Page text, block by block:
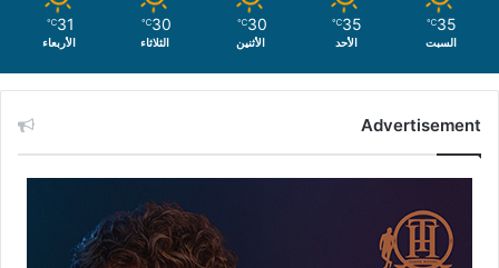
35
℃
السبت
35
℃
الأحد
30
℃
الأثنين
30
℃
الثلاثاء
31
℃
الأربعاء
Advertisement